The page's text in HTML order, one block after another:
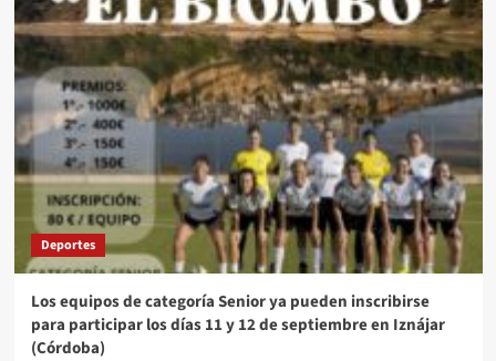
Deportes
Los equipos de categoría Senior ya pueden inscribirse
para participar los días 11 y 12 de septiembre en Iznájar
(Córdoba)